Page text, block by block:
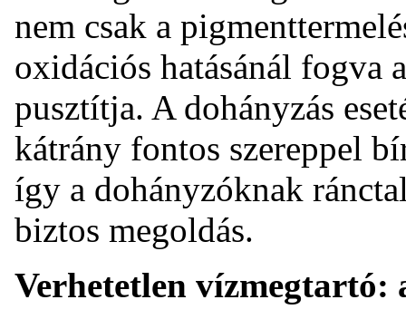
nem csak a
oxidációs hatásánál fogva
pusztítja. A dohányzás
kátrány fontos szereppel
így a dohányzóknak
biztos megoldás.
Verhetetlen vízmegtartó: